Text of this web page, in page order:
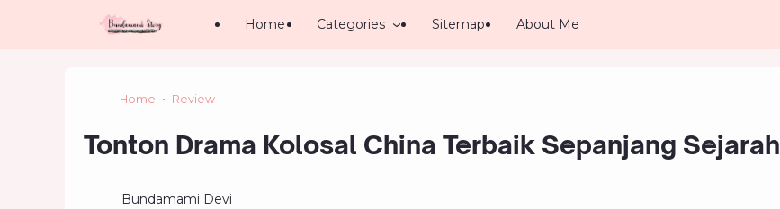
Home Categories Sitemap About Me
Home Review
Tonton Drama Kolosal China Terbaik Sepanjang Sejarah
Bundamami Devi